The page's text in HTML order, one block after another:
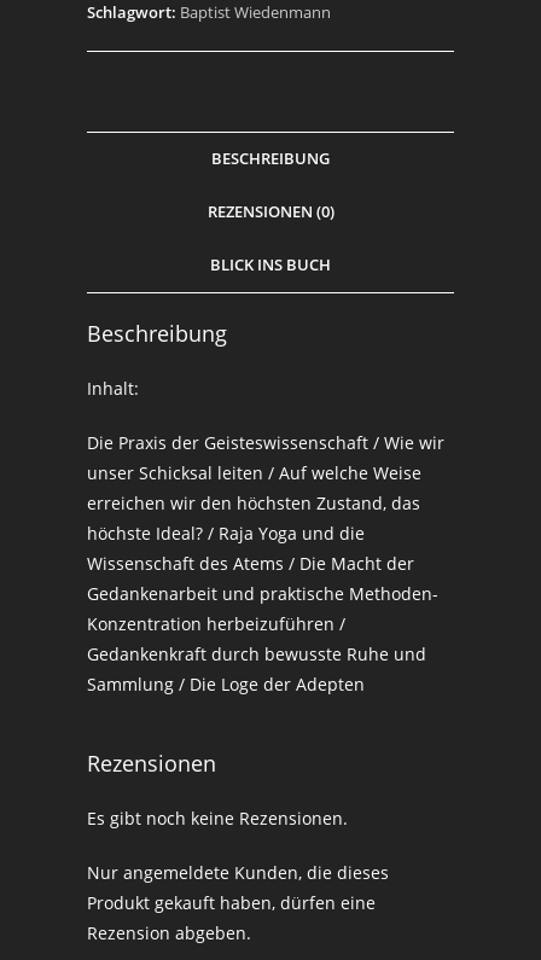
Schlagwort: Baptist Wiedenmann
BESCHREIBUNG
REZENSIONEN (0)
BLICK INS BUCH
Beschreibung
Inhalt:
Die Praxis der Geisteswissenschaft / Wie wir
unser Schicksal leiten / Auf welche Weise
erreichen wir den höchsten Zustand, das
höchste Ideal? / Raja Yoga und die
Wissenschaft des Atems / Die Macht der
Gedankenarbeit und praktische Methoden-
Konzentration herbeizuführen /
Gedankenkraft durch bewusste Ruhe und
Sammlung / Die Loge der Adepten
Rezensionen
Es gibt noch keine Rezensionen.
Nur angemeldete Kunden, die dieses
Produkt gekauft haben, dürfen eine
Rezension abgeben.